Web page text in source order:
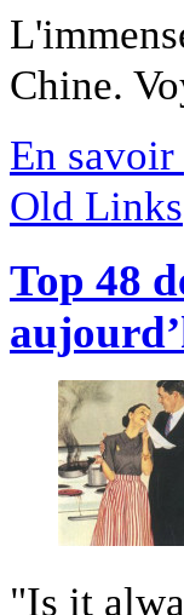
Chine.
En
Old Links
Top 48
"Is it